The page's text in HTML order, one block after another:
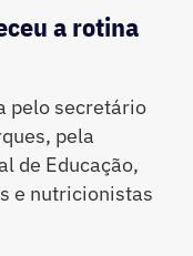
a rotina
pelo secretário
pela
de Educação,
e nutricionistas